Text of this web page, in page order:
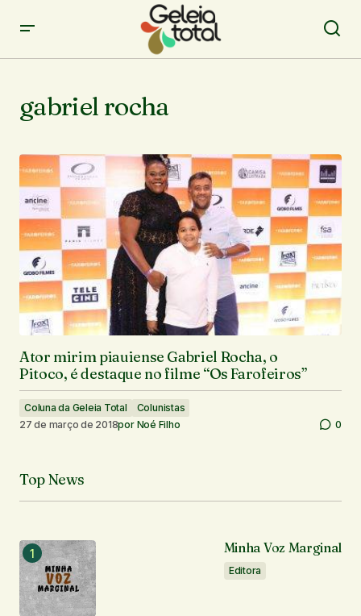
gabriel rocha
Ator mirim piauiense Gabriel Rocha, o
Pitoco, é destaque no filme “Os Farofeiros”
Coluna da Geleia Total
Colunistas
27 de março de 2018por Noé Filho 0
Top News
Minha Voz Marginal
Editora